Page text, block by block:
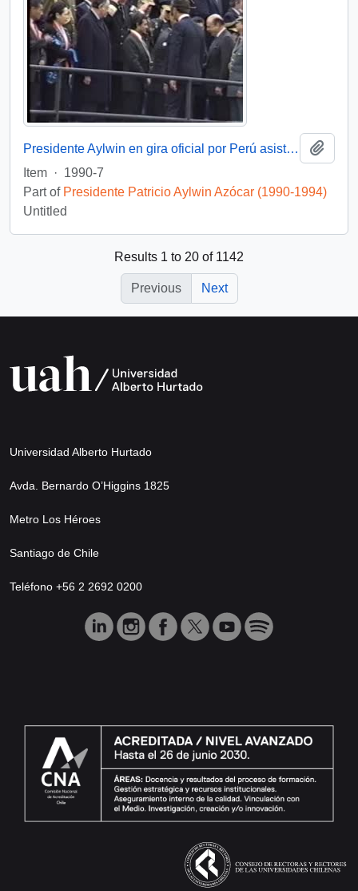
Presidente Aylwin en gira oficial por Perú asiste a ceremonia militar con motivo del cambio de mando presidencial: video
Item · 1990-7
Part of Presidente Patricio Aylwin Azócar (1990-1994)
Untitled
Results 1 to 20 of 1142
Previous Next
Universidad Alberto Hurtado
Avda. Bernardo O’Higgins 1825
Metro Los Héroes
Santiago de Chile
Teléfono +56 2 2692 0200